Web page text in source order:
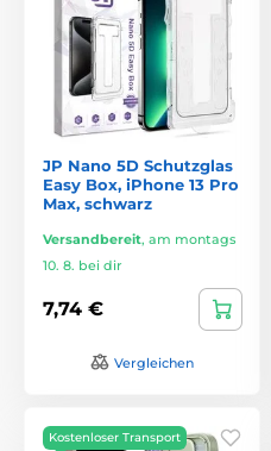
JP Nano 5D Schutzglas
Easy Box, iPhone 13 Pro
Max, schwarz
Versandbereit, am montags
10. 8. bei dir
7,74 €
Vergleichen
Kostenloser Transport